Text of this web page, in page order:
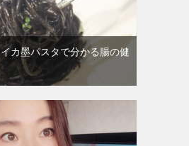
カ墨パスタで分かる腸の健